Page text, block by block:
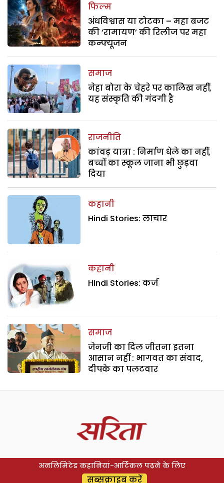
फिल्म
अंधविश्वास या टोटका – महा बजट
की ‘रामायण’ की रिलीज पर महा
कन्फ्यूजन
समाज
नेहा बोरा के चेहरे पर कालिख नहीं,
यह संस्कृति की गंदगी है
राजनीति
कांवड़ यात्रा : निर्माण धेले का नहीं,
बच्चों का स्कूल जाना भी छुड़वा
दिया
कहानी
Hindi Stories: लाचार
कहानी
Hindi Stories: कर्ज
समाज
जेनजी का दिल जीतना इतना
आसान नहीं : भागवत का संवाद,
दीपके का पलटवार
अनलिमिटेड कहानियां-आर्टिकल पढ़ने के लिए
सब्सक्राइब करें